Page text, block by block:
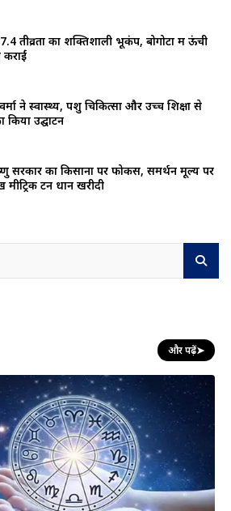
तीव्रता का शक्तिशाली भूकंप, बोगोटा में ऊंची
कराईं
ने स्वास्थ्य, पशु चिकित्सा और उच्च शिक्षा से
उद्घाटन
सरकार का किसानों पर फोकस, समर्थन मूल्य पर
टन धान खरीदी
और पढ़ें➤